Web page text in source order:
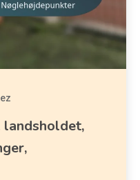
landsholdet,